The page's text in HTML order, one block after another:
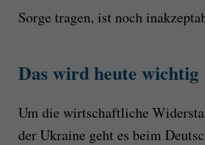
Sorge tragen, ist noch
Das wird heute wichtig
Um die wirtschaftliche
der Ukraine geht es beim